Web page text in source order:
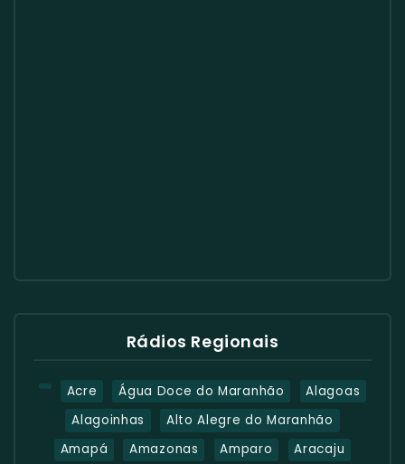
Rádios Regionais
Acre Água Doce do Maranhão
Alagoas
Alagoinhas
Alto Alegre do Maranhão
Amapá
Amazonas Amparo Aracaju